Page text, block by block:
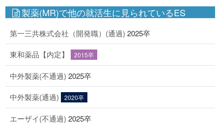
製薬(MR)で他の就活生に見られているES
第一三共株式会社（開発職）(通過) 2025卒
東和薬品【内定】 2015卒
中外製薬(不通過) 2025卒
中外製薬(通過) 2020卒
エーザイ(不通過) 2025卒